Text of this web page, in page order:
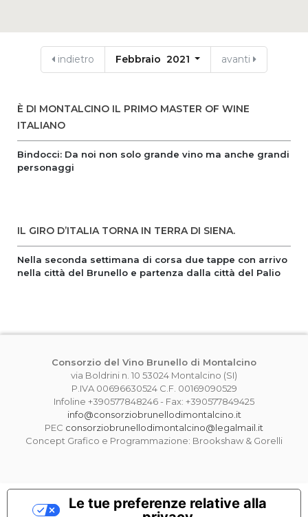
indietro Febbraio 2021 avanti
È DI MONTALCINO IL PRIMO MASTER OF WINE
ITALIANO
Bindocci: Da noi non solo grande vino ma anche grandi
personaggi
IL GIRO D’ITALIA TORNA IN TERRA DI SIENA.
Nella seconda settimana di corsa due tappe con arrivo
nella città del Brunello e partenza dalla città del Palio
Consorzio del Vino Brunello di Montalcino
via Boldrini n. 10 53024 Montalcino (SI)
P.IVA 00696630524 C.F. 00169090529
Infoline +390577848246 - Fax: +390577849425
info@consorziobrunellodimontalcino.it
PEC consorziobrunellodimontalcino@legalmail.it
Concept Grafico e Programmazione: Brookshaw & Gorelli
Le tue preferenze relative alla